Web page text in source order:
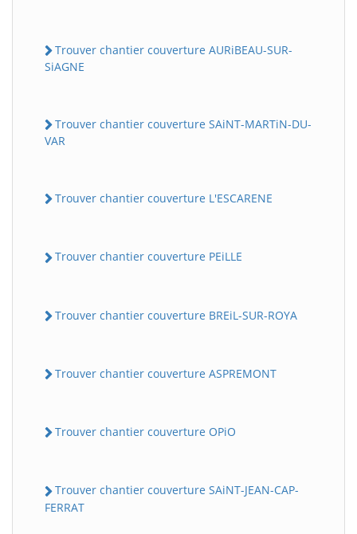
Trouver chantier couverture AURiBEAU-SUR-
SiAGNE
Trouver chantier couverture SAiNT-MARTiN-DU-
VAR
Trouver chantier couverture L'ESCARENE
Trouver chantier couverture PEiLLE
Trouver chantier couverture BREiL-SUR-ROYA
Trouver chantier couverture ASPREMONT
Trouver chantier couverture OPiO
Trouver chantier couverture SAiNT-JEAN-CAP-
FERRAT